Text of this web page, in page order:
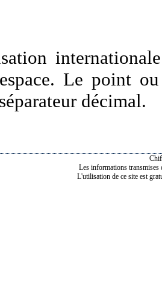
Le point
décimal.
Les informations transmises
L'utilisation de ce site est